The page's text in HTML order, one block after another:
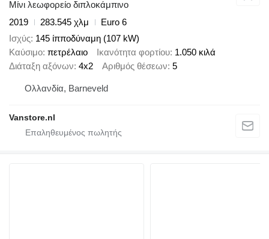
Μίνι λεωφορείο διπλοκάμπινο
2019
283.545 χλμ
Euro 6
Ισχύς 145 ίπποδύναμη (107 kW)
Καύσιμο πετρέλαιο Ικανότητα φορτίου 1.050 κιλά
Διάταξη αξόνων 4x2 Αριθμός θέσεων 5
Ολλανδία, Barneveld
Vanstore.nl